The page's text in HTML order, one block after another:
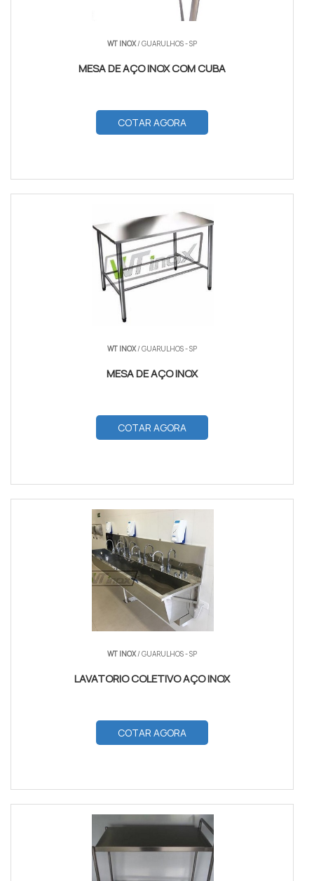
WT INOX/ GUARULHOS - SP
MESA DE AÇO INOX COM CUBA
COTAR AGORA
WT INOX/ GUARULHOS - SP
MESA DE AÇO INOX
COTAR AGORA
WT INOX/ GUARULHOS - SP
LAVATORIO COLETIVO AÇO INOX
COTAR AGORA